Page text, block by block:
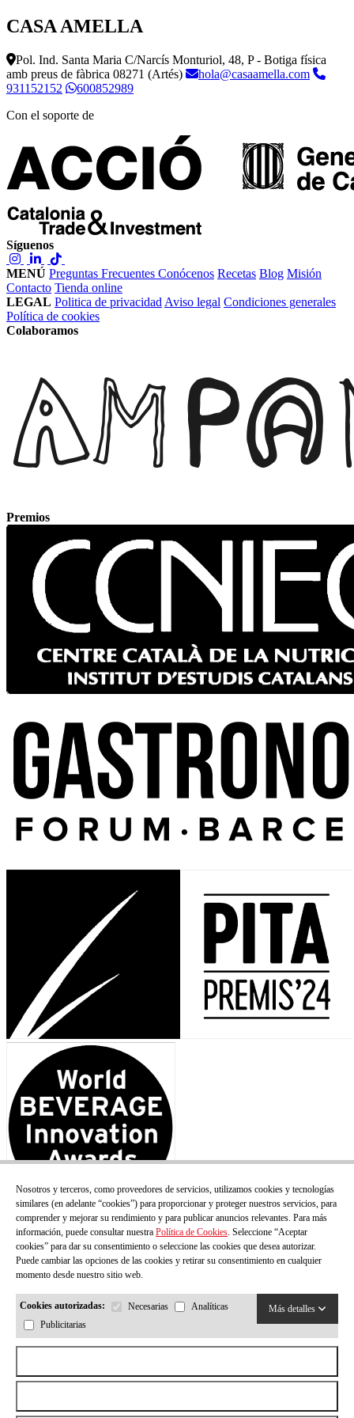
CASA AMELLA
Pol. Ind. Santa Maria C/Narcís Monturiol, 48, P - Botiga física
amb preus de fàbrica 08271 (Artés)
hola@casaamella.com
931152152
600852989
Con el soporte de
Síguenos
MENÚ Preguntas Frecuentes Conócenos Recetas Blog Misión
Contacto Tienda online
LEGAL Politica de privacidad Aviso legal Condiciones generales
Política de cookies
Colaboramos
Premios
Nosotros y terceros, como proveedores de servicios, utilizamos cookies y tecnologías
similares (en adelante “cookies”) para proporcionar y proteger nuestros servicios, para
comprender y mejorar su rendimiento y para publicar anuncios relevantes. Para más
información, puede consultar nuestra Política de Cookies. Seleccione “Aceptar
cookies” para dar su consentimiento o seleccione las cookies que desea autorizar.
Puede cambiar las opciones de las cookies y retirar su consentimiento en cualquier
momento desde nuestro sitio web.
Cookies autorizadas: Necesarias
Analíticas
Publicitarias
Más detalles